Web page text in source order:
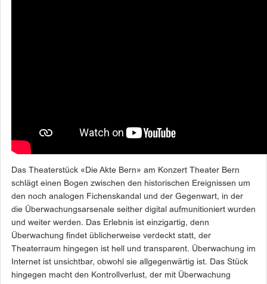
Das Theaterstück «Die Akte Bern» am Konzert Theater Bern
schlägt einen Bogen zwischen den historischen Ereignissen um
den noch analogen Fichenskandal und der Gegenwart, in der
die Überwachungsarsenale seither digital aufmunitioniert wurden
und weiter werden. Das Erlebnis ist einzigartig, denn
Überwachung findet üblicherweise verdeckt statt, der
Theaterraum hingegen ist hell und transparent. Überwachung im
Internet ist unsichtbar, obwohl sie allgegenwärtig ist. Das Stück
hingegen macht den Kontrollverlust, der mit Überwachung